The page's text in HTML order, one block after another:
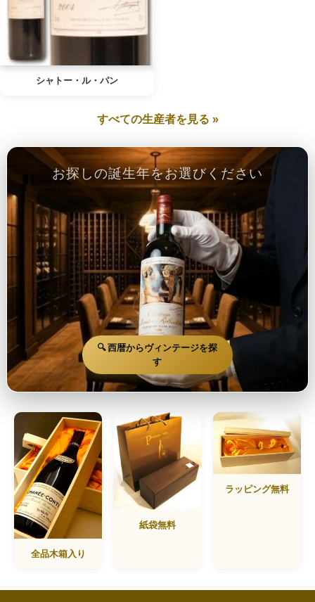
シャトー・ル・パン
すべての生産者を見る »
お探しの誕生年をお選びください
🔍 西暦からヴィンテージを探
す
全品木箱入り
紙袋無料
ラッピング無料